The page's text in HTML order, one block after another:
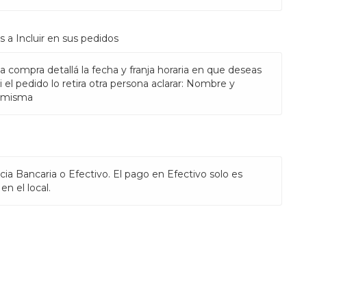
a Incluir en sus pedidos
compra detallá la fecha y franja horaria en que deseas
el pedido lo retira otra persona aclarar: Nombre y
Bancaria o Efectivo. El pago en Efectivo solo es
el local.